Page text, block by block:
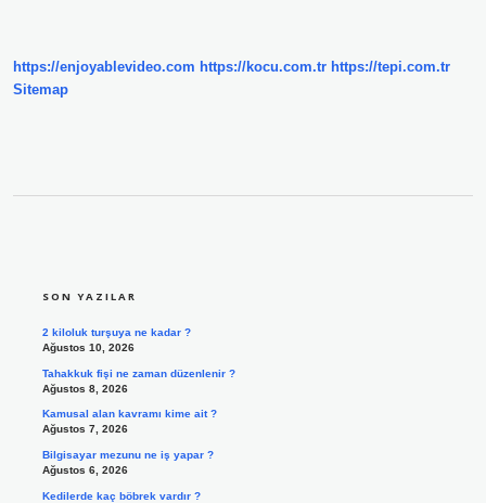
Var
https://enjoyablevideo.com https://kocu.com.tr https://tepi.com.tr
Sitemap
SON YAZILAR
2 kiloluk turşuya ne kadar ?
Ağustos 10, 2026
Tahakkuk fişi ne zaman düzenlenir ?
Ağustos 8, 2026
Kamusal alan kavramı kime ait ?
Ağustos 7, 2026
Bilgisayar mezunu ne iş yapar ?
Ağustos 6, 2026
Kedilerde kaç böbrek vardır ?